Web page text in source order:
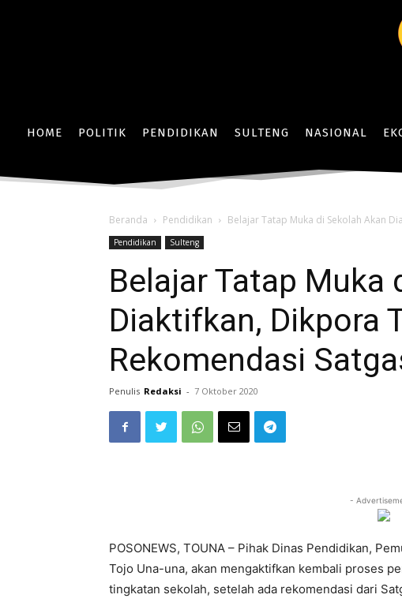
HOME POLITIK PENDIDIKAN SULTENG NASIONAL
Beranda Pendidikan Belajar Tatap Muka di Sekolah Akan
Pendidikan Sulteng
Belajar Tatap Muka
Diaktifkan, Dikpora
Rekomendasi
Penulis Redaksi - 7 Oktober 2020
-
POSONEWS, TOUNA – Pihak Dinas Pendidikan,
Tojo Una-una, akan mengaktifkan kembali proses
tingkatan sekolah, setelah ada rekomendasi dari